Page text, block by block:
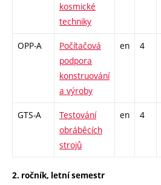
kosmické
techniky
OPP-A
Počítačová
podpora
konstruování
a výroby
en 4
GTS-A
Testování
obráběcích
strojů
en 4
2. ročník, letní semestr